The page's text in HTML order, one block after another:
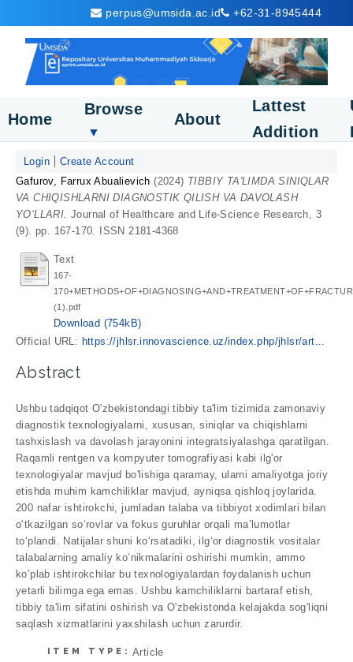
perpus@umsida.ac.id +62-31-8945444
Home
Browse
▼
About
Lattest
Addition
Login
Create Account
Gafurov, Farrux Abualievich (2024) TIBBIY TA'LIMDA SINIQLAR
VA CHIQISHLARNI DIAGNOSTIK QILISH VA DAVOLASH
YO‘LLARI. Journal of Healthcare and Life-Science Research, 3
(9). pp. 167-170. ISSN 2181-4368
Text
167-
(1).pdf
Download (754kB)
Official URL: https://jhlsr.innovascience.uz/index.php/jhlsr/art...
Abstract
Ushbu tadqiqot O'zbekistondagi tibbiy ta'lim tizimida zamonaviy
diagnostik texnologiyalarni, xususan, siniqlar va chiqishlarni
tashxislash va davolash jarayonini integratsiyalashga qaratilgan.
Raqamli rentgen va kompyuter tomografiyasi kabi ilg'or
texnologiyalar mavjud bo'lishiga qaramay, ularni amaliyotga joriy
etishda muhim kamchiliklar mavjud, ayniqsa qishloq joylarida.
200 nafar ishtirokchi, jumladan talaba va tibbiyot xodimlari bilan
o‘tkazilgan so‘rovlar va fokus guruhlar orqali ma’lumotlar
to‘plandi. Natijalar shuni ko‘rsatadiki, ilg‘or diagnostik vositalar
talabalarning amaliy ko‘nikmalarini oshirishi mumkin, ammo
ko‘plab ishtirokchilar bu texnologiyalardan foydalanish uchun
yetarli bilimga ega emas. Ushbu kamchiliklarni bartaraf etish,
tibbiy ta'lim sifatini oshirish va O'zbekistonda kelajakda sog'liqni
saqlash xizmatlarini yaxshilash uchun zarurdir.
ITEM TYPE: Article